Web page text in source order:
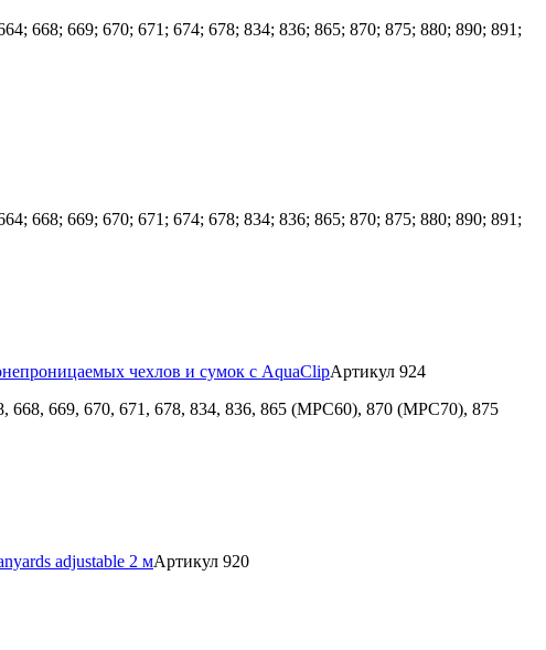
668; 669; 670; 671; 674; 678; 834; 836; 865; 870; 875; 880; 890; 891;
668; 669; 670; 671; 674; 678; 834; 836; 865; 870; 875; 880; 890; 891;
чехлов и сумок с AquaClipАртикул 924
669, 670, 671, 678, 834, 836, 865 (MPC60), 870 (MPC70), 875
adjustable 2 мАртикул 920